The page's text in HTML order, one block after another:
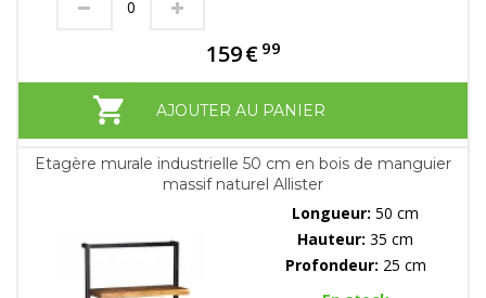
159€ 99
AJOUTER AU PANIER
Etagère murale industrielle 50 cm en bois de manguier
massif naturel Allister
Longueur: 50 cm
Hauteur: 35 cm
Profondeur: 25 cm